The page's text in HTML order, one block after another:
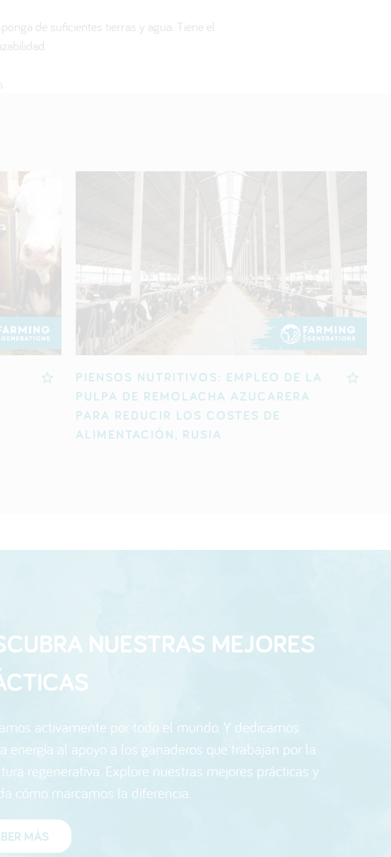
de suficientes tierras y agua. Tiene el
PIENSOS NUTRITIVOS: EMPLEO DE LA
PULPA DE REMOLACHA AZUCARERA
PARA REDUCIR LOS COSTES DE
ALIMENTACIÓN, RUSIA
NUESTRAS MEJORES
activamente por todo el mundo. Y dedicamos
energía al apoyo a los ganaderos que trabajan por la
regenerativa. Explore nuestras mejores prácticas y
cómo marcamos la diferencia.
MÁS